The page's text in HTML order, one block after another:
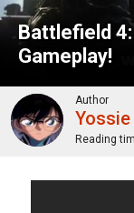
Battlefield
Gameplay!
Author
Yossie
Reading